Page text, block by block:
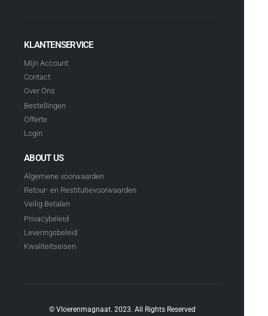
KLANTENSERVICE
Mijn Account
Contact
Over Ons
Bestellingen
Offerte
Login
ABOUT US
Algemene voorwaarden
Retour- en Restitutievoorwaarden
Veilig Betalen
Privacybeleid
Leveringsbeleid
Kwaliteitseisen
© Vloerenmagnaat. 2023. All Rights Reserved